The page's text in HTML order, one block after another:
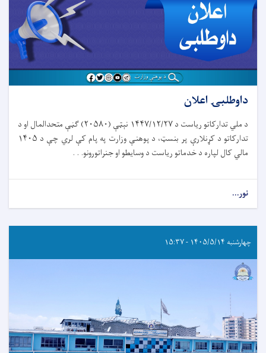
داوطلبۍ اعلان
د ملي تدارکاتو ریاست د ۱۴۴۷/۱۲/۲۷ نېټې (۲۰۵۸۰) ګڼې متحدالمال او د
تدارکاتو د کړنلارې پر بنسټ، د پوهنې وزارت په پام کې لري چې د ۱۴۰۵
مالي کال لپاره د خدماتو ریاست د وسایطو او جنراتورونو. . .
نور...
چهارشنبه ۱۴۰۵/۵/۱۴ - ۱۵:۳۷